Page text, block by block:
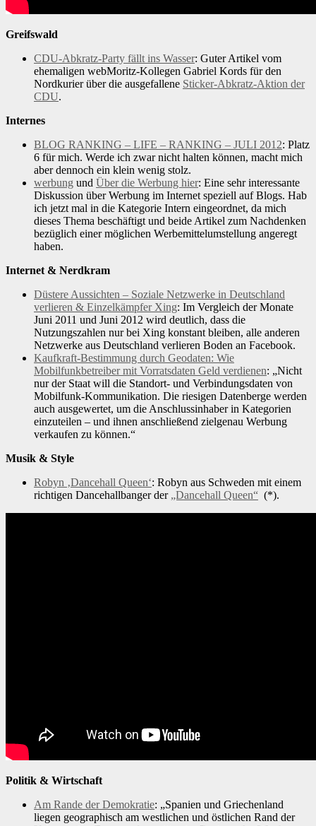
Greifswald
CDU-Abkratz-Party fällt ins Wasser: Guter Artikel vom
ehemaligen webMoritz-Kollegen Gabriel Kords für den
Nordkurier über die ausgefallene Sticker-Abkratz-Aktion der
CDU.
Internes
BLOG RANKING – LIFE – RANKING – JULI 2012: Platz
6 für mich. Werde ich zwar nicht halten können, macht mich
aber dennoch ein klein wenig stolz.
werbung und Über die Werbung hier: Eine sehr interessante
Diskussion über Werbung im Internet speziell auf Blogs. Hab
ich jetzt mal in die Kategorie Intern eingeordnet, da mich
dieses Thema beschäftigt und beide Artikel zum Nachdenken
bezüglich einer möglichen Werbemittelumstellung angeregt
haben.
Internet & Nerdkram
Düstere Aussichten – Soziale Netzwerke in Deutschland
verlieren & Einzelkämpfer Xing: Im Vergleich der Monate
Juni 2011 und Juni 2012 wird deutlich, dass die
Nutzungszahlen nur bei Xing konstant bleiben, alle anderen
Netzwerke aus Deutschland verlieren Boden an Facebook.
Kaufkraft-Bestimmung durch Geodaten: Wie
Mobilfunkbetreiber mit Vorratsdaten Geld verdienen: „Nicht
nur der Staat will die Standort- und Verbindungsdaten von
Mobilfunk-Kommunikation. Die riesigen Datenberge werden
auch ausgewertet, um die Anschlussinhaber in Kategorien
einzuteilen – und ihnen anschließend zielgenau Werbung
verkaufen zu können.“
Musik & Style
Robyn ‚Dancehall Queen‘: Robyn aus Schweden mit einem
richtigen Dancehallbanger der „Dancehall Queen“ (*).
Politik & Wirtschaft
Am Rande der Demokratie: „Spanien und Griechenland
liegen geographisch am westlichen und östlichen Rand der